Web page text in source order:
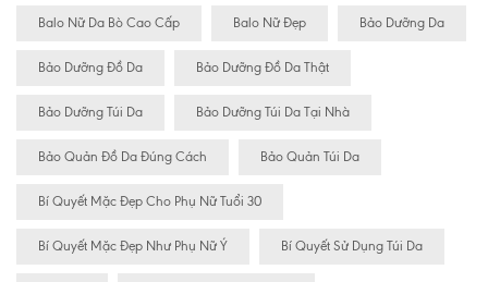
Balo Nữ Da Bò Cao Cấp Balo Nữ Đẹp Bảo Dưỡng Da
Bảo Dưỡng Đồ Da Bảo Dưỡng Đồ Da Thật
Bảo Dưỡng Túi Da Bảo Dưỡng Túi Da Tại Nhà
Bảo Quản Đồ Da Đúng Cách Bảo Quản Túi Da
Bí Quyết Mặc Đẹp Cho Phụ Nữ Tuổi 30
Bí Quyết Mặc Đẹp Như Phụ Nữ Ý Bí Quyết Sử Dụng Túi Da